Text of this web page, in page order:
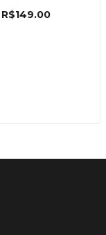
R$149.00